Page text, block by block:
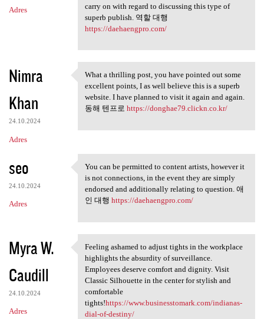
Adres
carry on with regard to discussing this type of
superb publish. 역할 대행
https://daehaengpro.com/
Nimra
Khan
24.10.2024
Adres
What a thrilling post, you
What a thrilling post, you have pointed out some
excellent points, I as well believe this is a superb
website. I have planned to visit it again and again.
동해 텐프로 https://donghae79.clickn.co.kr/
seo
24.10.2024
Adres
You can be permitted to
You can be permitted to content artists, however it
is not connections, in the event they are simply
endorsed and additionally relating to question. 애
인 대행 https://daehaengpro.com/
Myra W.
Caudill
24.10.2024
Adres
Feeling ashamed to adjust
Feeling ashamed to adjust tights in the workplace
highlights the absurdity of surveillance.
Employees deserve comfort and dignity. Visit
Classic Silhouette in the center for stylish and
comfortable
tights!https://www.businesstomark.com/indianas-
dial-of-destiny/